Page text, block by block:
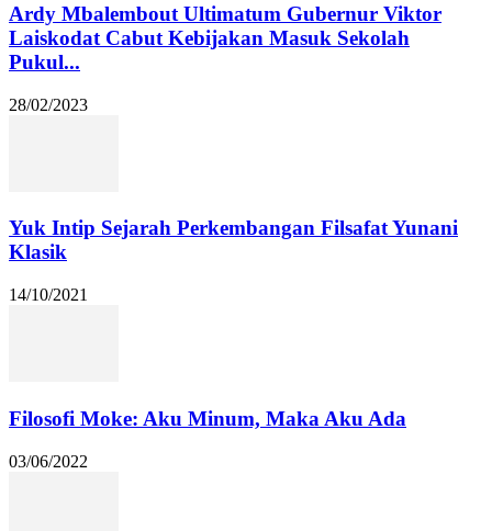
Ardy Mbalembout Ultimatum Gubernur Viktor
Laiskodat Cabut Kebijakan Masuk Sekolah
Pukul...
28/02/2023
Yuk Intip Sejarah Perkembangan Filsafat Yunani
Klasik
14/10/2021
Filosofi Moke: Aku Minum, Maka Aku Ada
03/06/2022